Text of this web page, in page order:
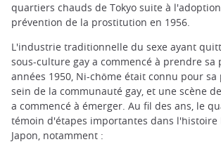
quartiers chauds de Tokyo suite à
prévention de la prostitution en 1956.
L'industrie traditionnelle du sexe ayant
sous-culture gay a commencé à prendre sa
années 1950, Ni-chōme était connu pour
sein de la communauté gay, et une scène
a commencé à émerger. Au fil des ans, le
témoin d'étapes importantes dans l'histoire
Japon, notamment :